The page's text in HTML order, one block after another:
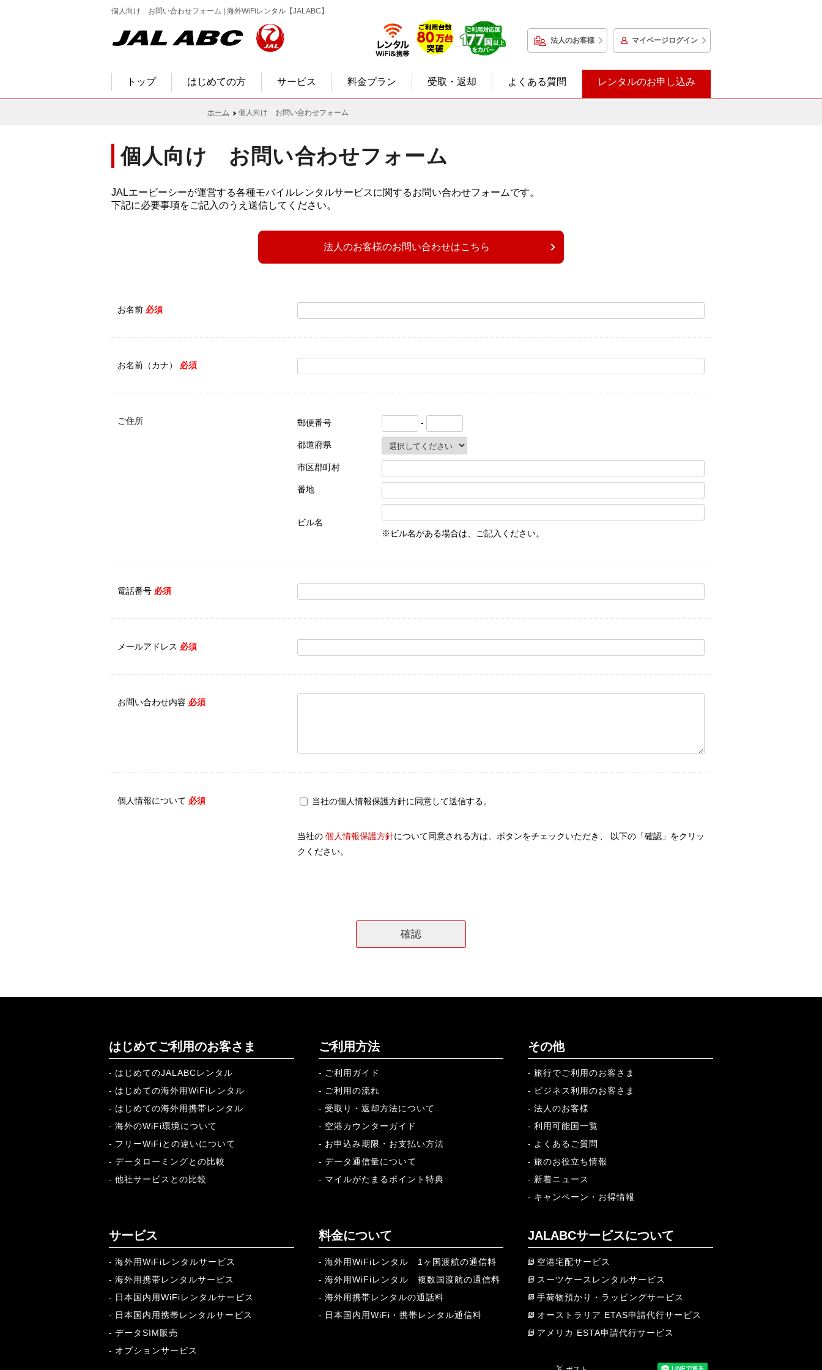
個人向け お問い合わせフォーム | 海外WiFiレンタル【JALABC】
法人のお客様 マイページログイン
トップ はじめての方 サービス 料金プラン 受取・返却 よくある質問 レンタルのお申し込み
ホーム 個人向け お問い合わせフォーム
個人向け お問い合わせフォーム
JALエービーシーが運営する各種モバイルレンタルサービスに関するお問い合わせフォームです。
下記に必要事項をご記入のうえ送信してください。
法人のお客様のお問い合わせはこちら
お名前 必須
お名前（カナ） 必須
ご住所 郵便番号 -
都道府県
市区郡町村
番地
ビル名
※ビル名がある場合は、ご記入ください。
電話番号 必須
メールアドレス 必須
お問い合わせ内容 必須
個人情報について 必須 当社の個人情報保護方針に同意して送信する。
当社の 個人情報保護方針について同意される方は、ボタンをチェックいただき、 以下の「確認」をクリッ
クください。
はじめてご利用のお客さま
はじめてのJALABCレンタル
はじめての海外用WiFiレンタル
はじめての海外用携帯レンタル
海外のWiFi環境について
フリーWiFiとの違いについて
データローミングとの比較
他社サービスとの比較
ご利用方法
ご利用ガイド
ご利用の流れ
受取り・返却方法について
空港カウンターガイド
お申込み期限・お支払い方法
データ通信量について
マイルがたまるポイント特典
その他
旅行でご利用のお客さま
ビジネス利用のお客さま
法人のお客様
利用可能国一覧
よくあるご質問
旅のお役立ち情報
新着ニュース
キャンペーン・お得情報
サービス
海外用WiFiレンタルサービス
海外用携帯レンタルサービス
日本国内用WiFiレンタルサービス
日本国内用携帯レンタルサービス
データSIM販売
オプションサービス
料金について
海外用WiFiレンタル 1ヶ国渡航の通信料
海外用WiFiレンタル 複数国渡航の通信料
海外用携帯レンタルの通話料
日本国内用WiFi・携帯レンタル通信料
JALABCサービスについて
空港宅配サービス
スーツケースレンタルサービス
手荷物預かり・ラッピングサービス
オーストラリア ETAS申請代行サービス
アメリカ ESTA申請代行サービス